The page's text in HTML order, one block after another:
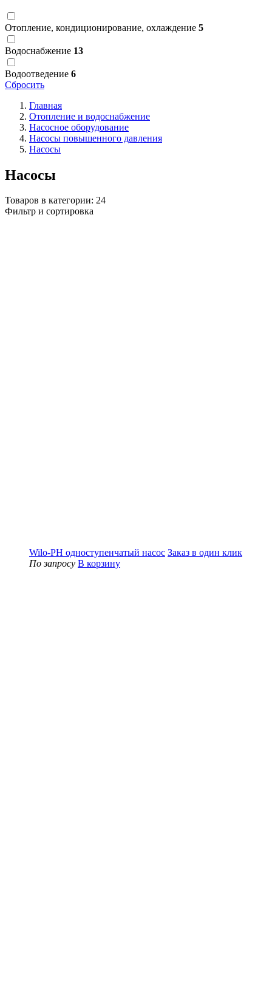
Отопление, кондиционирование, охлаждение 5
Водоснабжение 13
Водоотведение 6
Сбросить
Главная
Отопление и водоснабжение
Насосное оборудование
Насосы повышенного давления
Насосы
Насосы
Товаров в категории: 24
Фильтр и сортировка
Wilo-PH одноступенчатый насос Заказ в один клик
По запросу В корзину